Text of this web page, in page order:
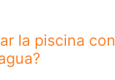
la piscina con